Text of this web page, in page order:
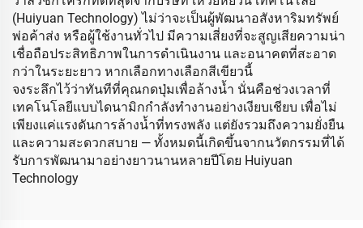
(Huiyuan Technology) ไม่ว่าจะเป็นผู้พัฒนาอสังหาริมทรัพย์
พ่อค้าส่ง หรือผู้ใช้งานทั่วไป มีความเสี่ยงที่จะสูญเสียความน่า
เชื่อถือประสิทธิภาพในการดำเนินงาน และอนาคตที่สะอาด
กว่าในระยะยาว หากเลือกทางเลือกสีเขียวนี้
จงระลึกไว้ว่าทันทีที่คุณกดปุ่มเพื่อล้างน้ำ นั่นคือช่วงเวลาที่
เทคโนโลยีแบบไดนามิกกำลังทำงานอย่างเงียบเชียบ เพื่อไม่
เพียงแค่แรงดันการล้างน้ำที่ทรงพลัง แต่ยังรวมถึงความยั่งยืน
และความสะดวกสบาย — ทั้งหมดนี้เกิดขึ้นจากนวัตกรรมที่ได้
รับการพัฒนามาอย่างยาวนานหลายปีโดย Huiyuan
Technology